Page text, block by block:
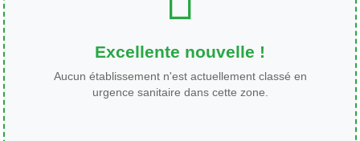
Excellente nouvelle !
Aucun établissement n'est actuellement classé en
urgence sanitaire dans cette zone.